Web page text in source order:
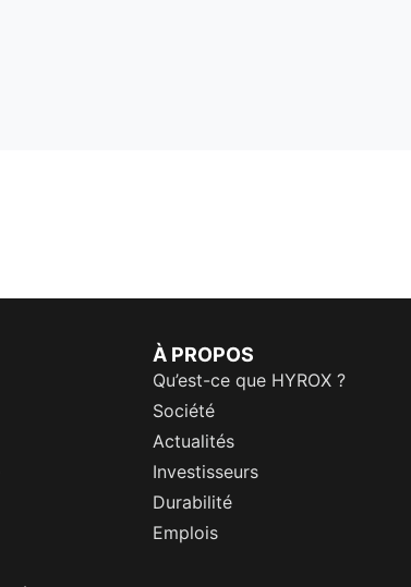
À PROPOS
Qu’est-ce que HYROX ?
Société
Actualités
Investisseurs
Durabilité
Emplois